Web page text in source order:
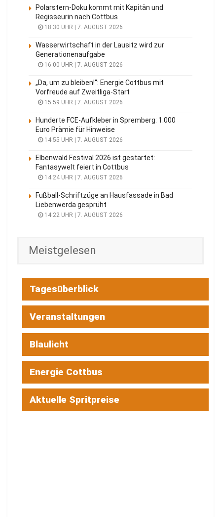
Polarstern-Doku kommt mit Kapitän und
Regisseurin nach Cottbus
18:30 UHR | 7. AUGUST 2026
Wasserwirtschaft in der Lausitz wird zur
Generationenaufgabe
16:00 UHR | 7. AUGUST 2026
„Da, um zu bleiben!“: Energie Cottbus mit
Vorfreude auf Zweitliga-Start
15:59 UHR | 7. AUGUST 2026
Hunderte FCE-Aufkleber in Spremberg: 1.000
Euro Prämie für Hinweise
14:55 UHR | 7. AUGUST 2026
Elbenwald Festival 2026 ist gestartet:
Fantasywelt feiert in Cottbus
14:24 UHR | 7. AUGUST 2026
Fußball-Schriftzüge an Hausfassade in Bad
Liebenwerda gesprüht
14:22 UHR | 7. AUGUST 2026
Meistgelesen
Tagesüberblick
Veranstaltungen
Blaulicht
Energie Cottbus
Aktuelle Spritpreise